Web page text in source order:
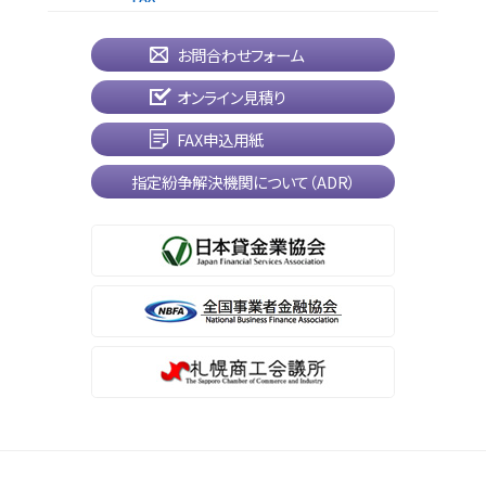
お問合わせフォーム
オンライン見積り
FAX申込用紙
指定紛争解決機関について（ADR）